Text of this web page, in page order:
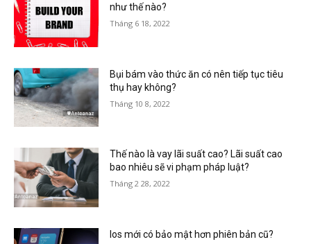
như thế nào?
Tháng 6 18, 2022
Bụi bám vào thức ăn có nên tiếp tục tiêu
thụ hay không?
Tháng 10 8, 2022
Thế nào là vay lãi suất cao? Lãi suất cao
bao nhiêu sẽ vi phạm pháp luật?
Tháng 2 28, 2022
Ios mới có bảo mật hơn phiên bản cũ?